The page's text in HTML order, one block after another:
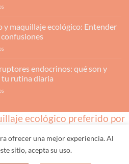
ecológico:
¿Qué
realmente
qué
hay
atrás?
y maquillaje ecológico: Entender
vegano
maquillaje
diferencias
confusiones
endocrinos: qué son y
tu rutina diaria
disruptores
endocrinos:
son
y
ecológico preferido por
CATEGORÍAS
LO MÁS VENDIDO
ofrecer una mejor experiencia. Al
sitio, acepta su uso.